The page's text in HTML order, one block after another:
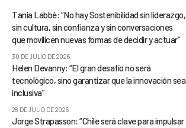
Tania Labbé: “No hay Sostenibilidad sin liderazgo,
sin cultura, sin confianza y sin conversaciones
que movilicen nuevas formas de decidir y actuar”
30 DE JULIO DE 2026
Helen Devanny: “El gran desafío no será
tecnológico, sino garantizar que la innovación sea
inclusiva”
28 DE JULIO DE 2026
Jorge Strapasson: “Chile será clave para impulsar